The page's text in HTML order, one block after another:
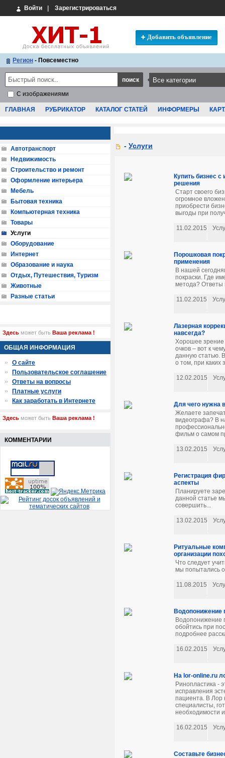
Войти Зарегистрироваться
Добавить объявление
Регион - Повсеместно
С изображениями
ГЛАВНАЯ РУБРИКАТОР КАТАЛОГ СТАТЕЙ ИНФОРМЕРЫ
- Услуги
Купить бизнес
решения
Старт своего
огромное
приобрести
выгоды при
11.02.2015
Порошковая
применения
В нашей
покраски. Где
метода? Ответы
11.02.2015
Лазерная
навсегда?
Хорошее зрение
очков – вот к
данную статью.
о том, при каких
12.02.2015
Для чего нужна
Желаете
видеографа? В
фильм о самом
13.02.2015
Регистрация
аспекты
Планируете
данной статье
совершить...
13.02.2015
Ритуальные
организации
Что следует
мы попытались
11.08.2015
Водопонижение
Водопонижение
обойтись при
подробнее
16.02.2015
На lor-online.ru
Ринопластика -
исправления
пациента. В Лор
специалисты,
необходимости
16.02.2015
Составьте
Автотранспорт
Недвижимость
Строительство и ремонт
Оформление интерьера
Мебель
Бытовая техника
Компьютерная техника
Товары
Услуги
Оборудование
Интернет
Образование и наука
Отдых, Путешествия, Туризм
Животные
Разные статьи
Здесь может быть Ваша реклама !
ОБЩАЯ ИНФОРМАЦИЯ
О сайте
Пользовательское соглашение
Ответы на вопросы
Платные услуги
Как заработать в Интернете
Здесь может быть Ваша реклама !
КОММЕНТАРИИ